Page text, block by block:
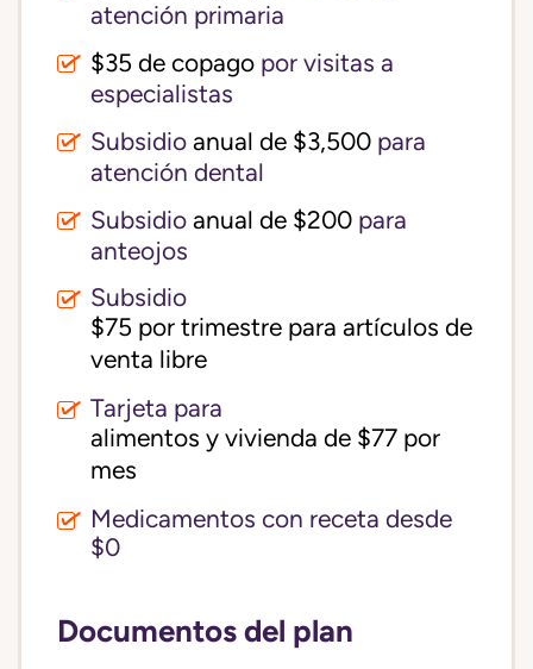
atención primaria
$35 de copago por visitas a
especialistas
Subsidio anual de $3,500 para
atención dental
Subsidio anual de $200 para
anteojos
Subsidio
$75 por trimestre para artículos de
venta libre
Tarjeta para
alimentos y vivienda de $77 por
mes
Medicamentos con receta desde
$0
Documentos del plan